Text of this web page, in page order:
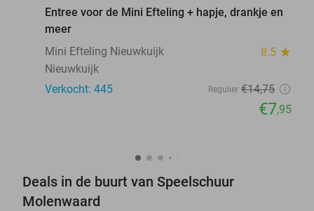
Entree voor de Mini Efteling + hapje, drankje en
meer
Mini Efteling Nieuwkuijk
8.5 star
Nieuwkuijk
Verkocht: 445
Regulier €14,75
€7,95
Deals in de buurt van Speelschuur
Molenwaard